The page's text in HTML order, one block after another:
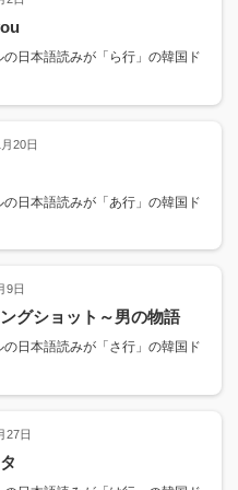
の日本語読みが「ら行」の韓国ド
20日
の日本語読みが「あ行」の韓国ド
9日
グショット～男の物語
の日本語読みが「さ行」の韓国ド
27日